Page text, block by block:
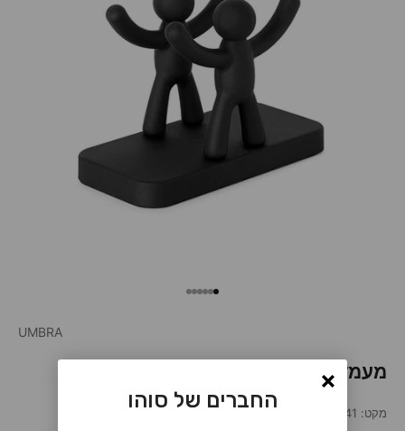
עבור לפריט 1
עבור לפריט 2
עבור לפריט 3
עבור לפריט 4
עבור לפריט 5
עבור לפריט 6
UMBRA
מעמד למפיות Buddy שחור
מקט: 102708541
החברים של סוהו